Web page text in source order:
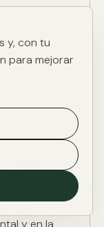
el impacto
y el
y en la
y, con tu
para mejorar